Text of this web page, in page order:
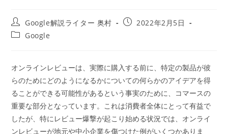
投
稿
者:
Google解説ライター 奥村
投
2022年2月5日
投
テ
ゴ
リ
ー:
Google
オンラインレビューは、実際に購入する前に、特定の製品が彼
らのためにどのようになるかについての何らかのアイデアを得
ることができる可能性があるという事実のために、コマースの
重要な部分となっています。これは消費者全体にとって有益で
したが、特にレビュー爆撃が起こり始める状況では、オンライ
ンレビューが地元や中小企業を傷つけた例がいくつかありま